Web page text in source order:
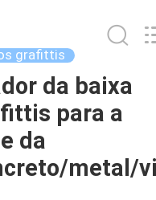
grafittis
da baixa
para a
da
metal/